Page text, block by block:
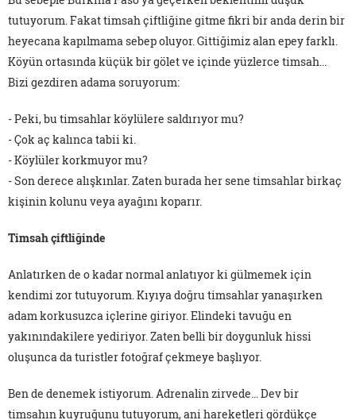
tutuyorum. Fakat timsah çiftliğine gitme fikri bir anda derin bir
heyecana kapılmama sebep oluyor. Gittiğimiz alan epey farklı.
Köyün ortasında küçük bir gölet ve içinde yüzlerce timsah...
Bizi gezdiren adama soruyorum:
- Peki, bu timsahlar köylülere saldırıyor mu?
- Çok aç kalınca tabii ki.
- Köylüler korkmuyor mu?
- Son derece alışkınlar. Zaten burada her sene timsahlar birkaç
kişinin kolunu veya ayağını koparır.
Timsah çiftliğinde
Anlatırken de o kadar normal anlatıyor ki gülmemek için
kendimi zor tutuyorum. Kıyıya doğru timsahlar yanaşırken
adam korkusuzca içlerine giriyor. Elindeki tavuğu en
yakınındakilere yediriyor. Zaten belli bir doygunluk hissi
oluşunca da turistler fotoğraf çekmeye başlıyor.
Ben de denemek istiyorum. Adrenalin zirvede... Dev bir
timsahın kuyruğunu tutuyorum, ani hareketleri gördükçe